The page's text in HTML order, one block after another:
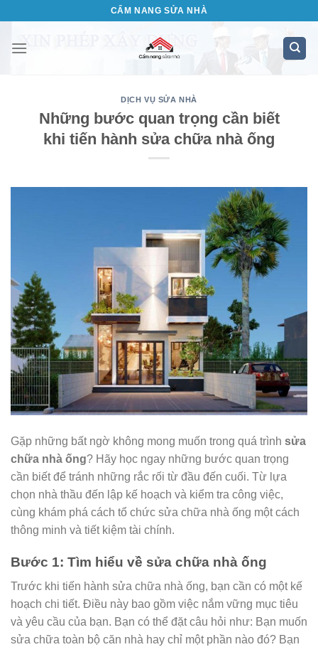
nội
CẨM NANG SỬA NHÀ
DỊCH VỤ SỬA NHÀ
Những bước quan trọng cần biết
khi tiến hành sửa chữa nhà ống
Gặp những bất ngờ không mong muốn trong quá trình sửa
chữa nhà ống? Hãy học ngay những bước quan trọng
cần biết để tránh những rắc rối từ đầu đến cuối. Từ lựa
chọn nhà thầu đến lập kế hoạch và kiểm tra công việc,
cùng khám phá cách tổ chức sửa chữa nhà ống một cách
thông minh và tiết kiệm tài chính.
Bước 1: Tìm hiểu về sửa chữa nhà ống
Trước khi tiến hành sửa chữa nhà ống, bạn cần có một kế
hoạch chi tiết. Điều này bao gồm việc nắm vững mục tiêu
và yêu cầu của bạn. Bạn có thể đặt câu hỏi như: Bạn muốn
sửa chữa toàn bộ căn nhà hay chỉ một phần nào đó? Bạn